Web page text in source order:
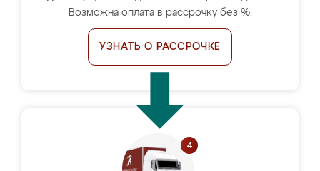
Возможна оплата в рассрочку без %.
УЗНАТЬ О РАССРОЧКЕ